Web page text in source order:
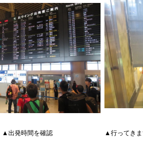
▲出発時間を確認 ▲行